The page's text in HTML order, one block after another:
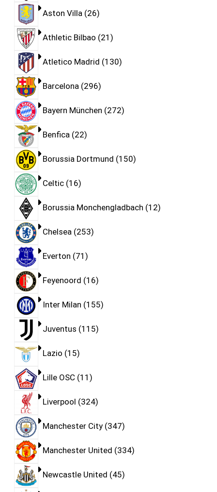
Aston Villa 26
Athletic Bilbao 21
Atletico Madrid 130
Barcelona 296
Bayern München 272
Benfica 22
Borussia Dortmund 150
Celtic 16
Borussia Monchengladbach 12
Chelsea 253
Everton 71
Feyenoord 16
Inter Milan 155
Juventus 115
Lazio 15
Lille OSC 11
Liverpool 324
Manchester City 347
Manchester United 334
Newcastle United 45